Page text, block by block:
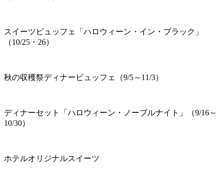
スイーツビュッフェ「ハロウィーン・イン・ブラック」
（10/25・26）
秋の収穫祭ディナービュッフェ（9/5～11/3）
ディナーセット「ハロウィーン・ノーブルナイト」（9/16～
10/30）
ホテルオリジナルスイーツ